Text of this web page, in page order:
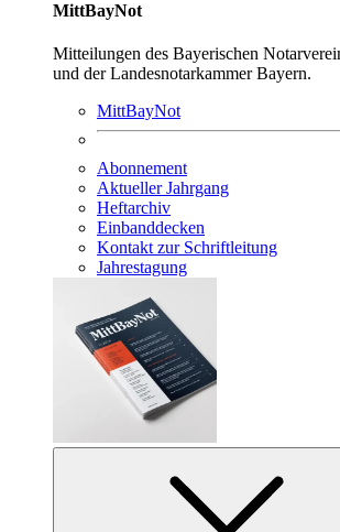
MittBayNot
Mitteilungen des Bayerischen
und der Landesnotarkammer Bayern.
MittBayNot
Abonnement
Aktueller Jahrgang
Heftarchiv
Einbanddecken
Kontakt zur Schriftleitung
Jahrestagung